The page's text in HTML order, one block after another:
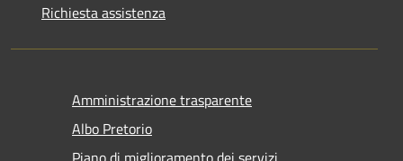
Richiesta assistenza
Amministrazione trasparente
Albo Pretorio